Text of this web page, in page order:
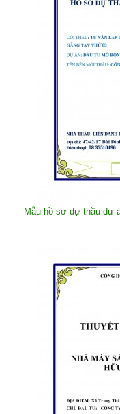
Mẫu hồ sơ dự thầu dự